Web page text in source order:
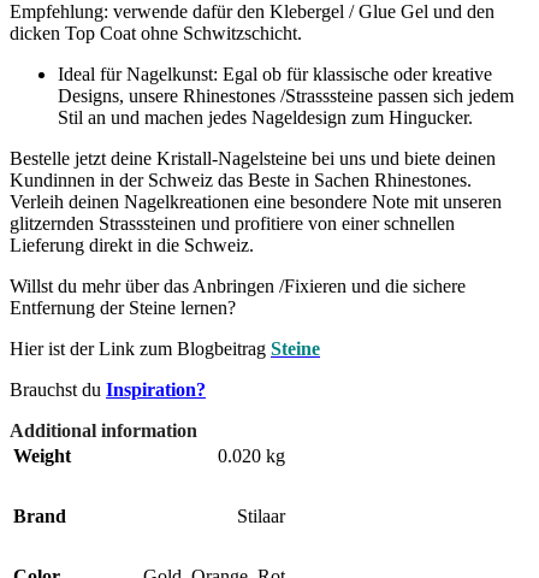
Empfehlung: verwende dafür den Klebergel / Glue Gel und den
dicken Top Coat ohne Schwitzschicht.
Ideal für Nagelkunst: Egal ob für klassische oder kreative
Designs, unsere Rhinestones /Strasssteine passen sich jedem
Stil an und machen jedes Nageldesign zum Hingucker.
Bestelle jetzt deine Kristall-Nagelsteine bei uns und biete deinen
Kundinnen in der Schweiz das Beste in Sachen Rhinestones.
Verleih deinen Nagelkreationen eine besondere Note mit unseren
glitzernden Strasssteinen und profitiere von einer schnellen
Lieferung direkt in die Schweiz.
Willst du mehr über das Anbringen /Fixieren und die sichere
Entfernung der Steine lernen?
Hier ist der Link zum Blogbeitrag Steine
Brauchst du Inspiration?
Additional information
Weight
0.020 kg
Brand Stilaar